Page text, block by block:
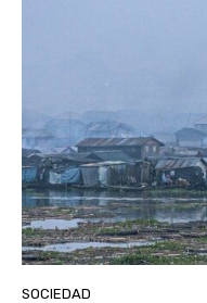
SOCIEDAD